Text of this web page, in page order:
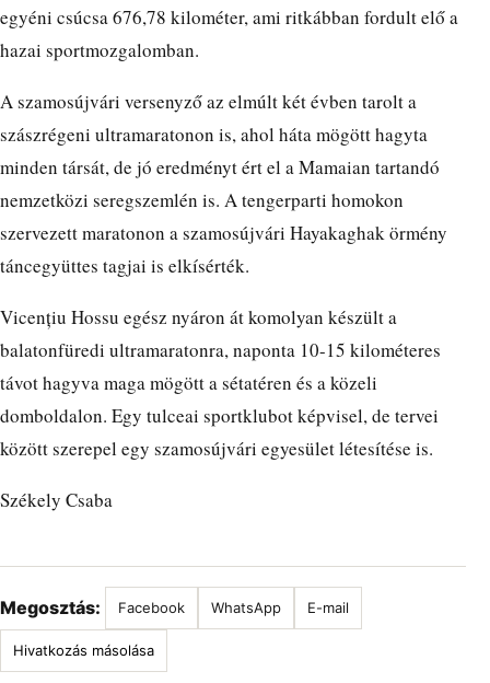
egyéni csúcsa 676,78 kilométer, ami ritkábban fordult elő a
hazai sportmozgalomban.
A szamosújvári versenyző az elmúlt két évben tarolt a
szászrégeni ultramaratonon is, ahol háta mögött hagyta
minden társát, de jó eredményt ért el a Mamaian tartandó
nemzetközi seregszemlén is. A tengerparti homokon
szervezett maratonon a szamosújvári Hayakaghak örmény
táncegyüttes tagjai is elkísérték.
Vicențiu Hossu egész nyáron át komolyan készült a
balatonfüredi ultramaratonra, naponta 10-15 kilométeres
távot hagyva maga mögött a sétatéren és a közeli
domboldalon. Egy tulceai sportklubot képvisel, de tervei
között szerepel egy szamosújvári egyesület létesítése is.
Székely Csaba
Megosztás: Facebook WhatsApp E-mail
Hivatkozás másolása